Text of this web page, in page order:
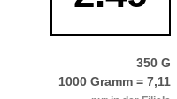
350 G
1000 Gramm = 7,11